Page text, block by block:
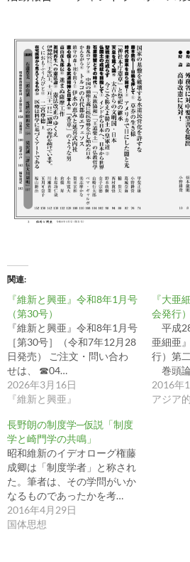
関連
『維新と興亜』令和8年1月号
（第30号）
『維新と興亜』令和8年1月号
［第30号］（令和7年12月28
日発売） ご注文・問い合わ
せは、 ☎04…
2026年3月16日
『維新と興亜』
『大亜
会発行
平成
亜細亜
行）第
巻頭
2016年
アジア
長野朗の制度学─仮説「制度
学と崎門学の共鳴」
昭和維新のイデオローグ権藤
成卿は「制度学者」と称され
た。筆者は、その学問がいか
なるものであったかを考…
2016年4月29日
国体思想